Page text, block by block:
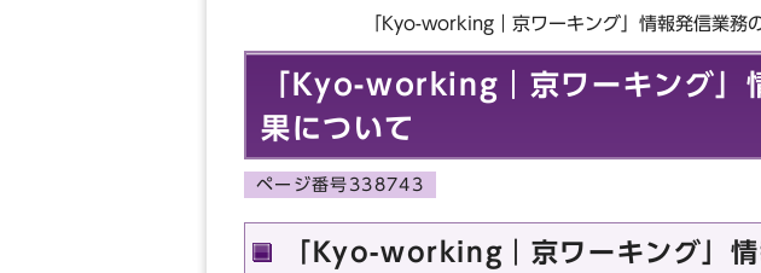
「Kyo-working｜京ワーキング」情報発信業務
「Kyo-working｜京ワーキング」
果について
ページ番号338743
「Kyo-working｜京ワーキング」